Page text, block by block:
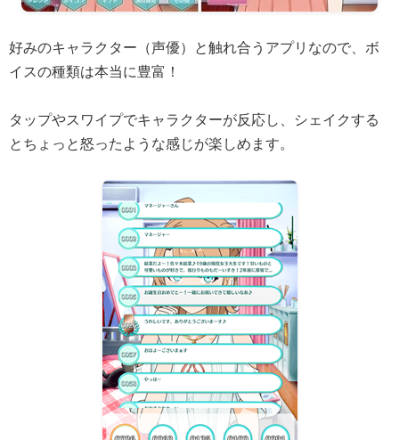
好みのキャラクター（声優）と触れ合うアプリなので、ボ
イスの種類は本当に豊富！
タップやスワイプでキャラクターが反応し、シェイクする
とちょっと怒ったような感じが楽しめます。